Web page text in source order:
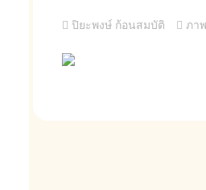
ปิยะพงษ์ ก้อนสมบัติ ภา